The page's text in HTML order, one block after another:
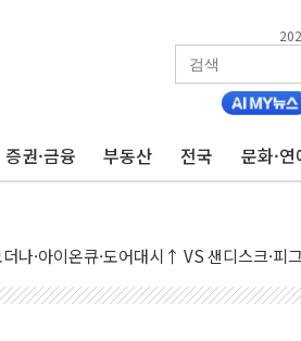
증권·금융 부동산 전국 문화·연
며 대부분 상승… "2분기 기업 순이익 21%
론으로 나토 회원국 공격 검토… 거짓 깃
AI주 차익실현 속 혼조세...웨스턴디지털·